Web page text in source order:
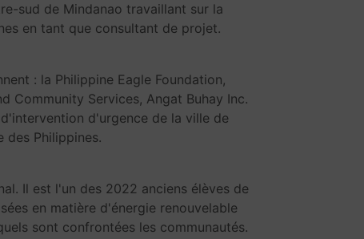
sud de Mindanao travaillant sur la
en tant que consultant de projet.
: la Philippine Eagle Foundation,
Community Services, Angat Buhay Inc.
d'urgence de la ville de
des Philippines.
Il est l'un des 2022 anciens élèves de
en matière d'énergie renouvelable
sont confrontées les communautés.